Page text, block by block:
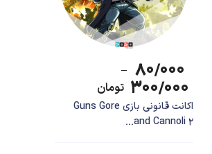
داستانی بسازد. این بخش جزییات خوبی دارد. علاوه بر
تفاوت ندارند و سازندگان برای واقع گرایانه تر
۸۰/۰۰۰ –
۳۰۰/۰۰۰ تومان
اکانت قانونی بازی Guns Gore
and Cannoli 2...